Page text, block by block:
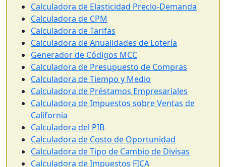
Calculadora de Elasticidad Precio-Demanda
Calculadora de CPM
Calculadora de Tarifas
Calculadora de Anualidades de Lotería
Generador de Códigos MCC
Calculadora de Presupuesto de Compras
Calculadora de Tiempo y Medio
Calculadora de Préstamos Empresariales
Calculadora de Impuestos sobre Ventas de
California
Calculadora del PIB
Calculadora de Costo de Oportunidad
Calculadora de Tipo de Cambio de Divisas
Calculadora de Impuestos FICA